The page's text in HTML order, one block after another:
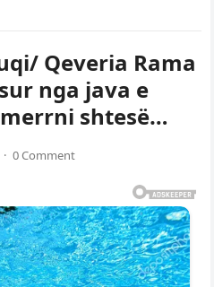
Qeveria Rama
nga java e
shtesë…
· 0 Comment